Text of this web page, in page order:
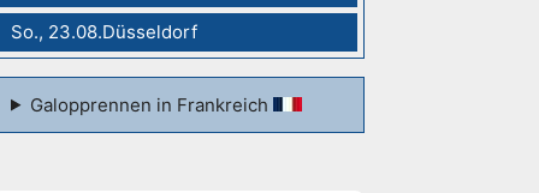
So., 23.08.Düsseldorf
Galopprennen in Frankreich